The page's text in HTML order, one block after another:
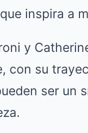
inspira a
y
con su
ser un